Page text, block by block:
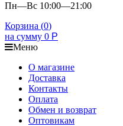
Пн—Вс 10:00—21:00
Корзина (0)
на сумму 0 Р
Меню
О магазине
Доставка
Контакты
Оплата
Обмен и возврат
Оптовикам